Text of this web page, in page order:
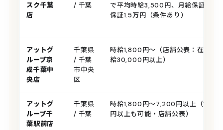
スク千葉
店
/ 千葉
で平均時給3,500円、月給保証40
保証1.5万円（条件あり）
アットグ
ループ京
成千葉中
央店
千葉県
/ 千葉
市中央
区
時給1,800円〜（店舗公表：在籍女
給30,000円以上）
アットグ
ループ千
葉駅前店
千葉県
/ 千葉
時給1,800円〜7,200円以上（能力
円以上も可能・店舗公表）